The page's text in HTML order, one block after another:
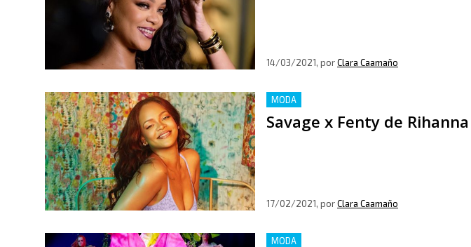
14/03/2021, porClara Caamaño
MODA
Savage x Fenty de
17/02/2021, porClara Caamaño
MODA